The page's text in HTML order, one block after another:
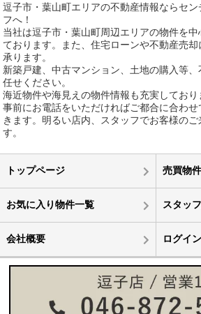
逗子市・葉山町エリアの不動産情報ならセ
フへ！
当社は逗子市・葉山町周辺エリアの物件を
ております。また、住宅ローンや不動産売
承ります。
新築戸建、中古マンション、土地の購入等
任せください。
海近物件や海見えの物件情報も充実しており
事前にお電話をいただければご都合に合わ
きます。明るい店内、スタッフでお客様の
す。
トップページ 売買物
お気に入り物件一覧 スタッ
会社概要 ログイン